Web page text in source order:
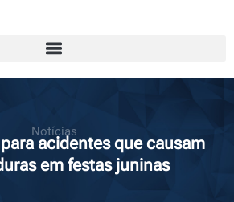
Notícias
acidentes que causam
em festas juninas